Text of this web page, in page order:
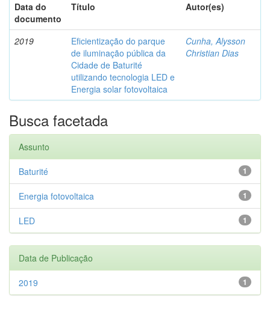
Data do
documento
Título Autor(es)
2019
Eficientização do parque
de iluminação pública da
Cidade de Baturité
utilizando tecnologia LED e
Energia solar fotovoltaica
Cunha, Alysson
Christian Dias
Busca facetada
Assunto
1
Baturité
1
Energia fotovoltaica
1
LED
Data de Publicação
1
2019